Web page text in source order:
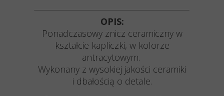
OPIS:
Ponadczasowy znicz ceramiczny w
kształcie kapliczki, w kolorze
antracytowym.
Wykonany z wysokiej jakości ceramiki
i dbałością o detale.